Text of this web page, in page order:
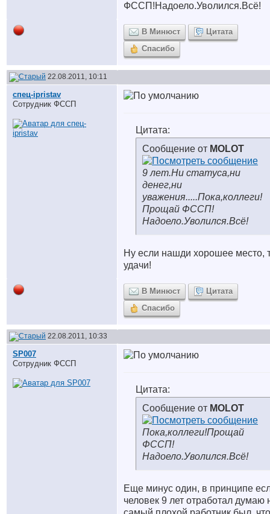
ФССП!Надоело.Уволился.Всё!
В Минюст
Цитата
Спасибо
22.08.2011, 10:11
спец-ipristav
Сотрудник ФССП
Цитата:
Сообщение от MOLOT
9 лет.Ни статуса,ни
денег,ни
уважения.....Пока,коллеги!
Прощай ФССП!
Надоело.Уволился.Всё!
Ну если нашди хорошее место,
удачи!
В Минюст
Цитата
Спасибо
22.08.2011, 10:33
SP007
Сотрудник ФССП
Цитата:
Сообщение от MOLOT
Пока,коллеги!Прощай
ФССП!
Надоело.Уволился.Всё!
Еще минус один, в принципе
человек 9 лет отработал думаю